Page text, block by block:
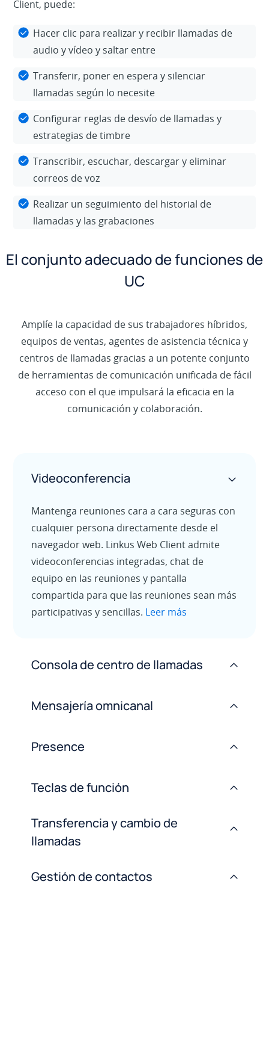
Client, puede:
Hacer clic para realizar y recibir llamadas de
audio y vídeo y saltar entre
Transferir, poner en espera y silenciar
llamadas según lo necesite
Configurar reglas de desvío de llamadas y
estrategias de timbre
Transcribir, escuchar, descargar y eliminar
correos de voz
Realizar un seguimiento del historial de
llamadas y las grabaciones
El conjunto adecuado de funciones de
UC
Amplíe la capacidad de sus trabajadores híbridos,
equipos de ventas, agentes de asistencia técnica y
centros de llamadas gracias a un potente conjunto
de herramientas de comunicación unificada de fácil
acceso con el que impulsará la eficacia en la
comunicación y colaboración.
Videoconferencia >
Mantenga reuniones cara a cara seguras con
cualquier persona directamente desde el
navegador web. Linkus Web Client admite
videoconferencias integradas, chat de
equipo en las reuniones y pantalla
compartida para que las reuniones sean más
participativas y sencillas. Leer más
Consola de centro de llamadas >
Mensajería omnicanal >
Presence >
Teclas de función >
Transferencia y cambio de
llamadas
>
Gestión de contactos >